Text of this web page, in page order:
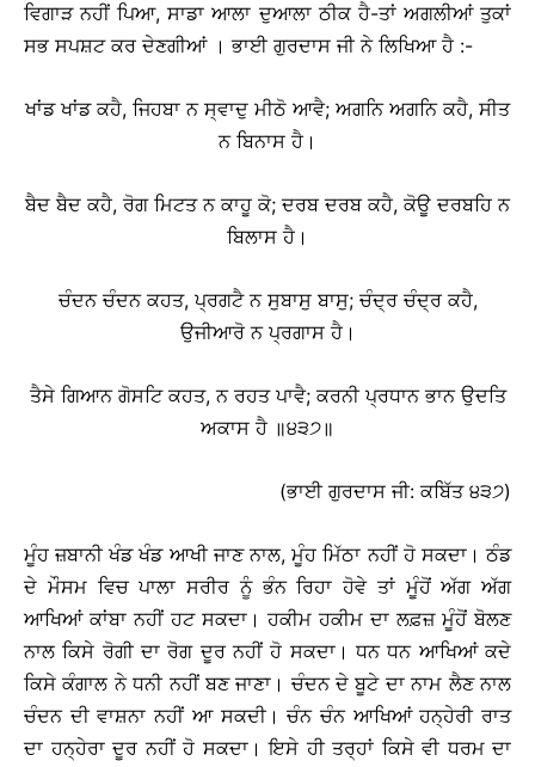
ਵਿਗਾੜ ਨਹੀਂ ਪਿਆ, ਸਾਡਾ ਆਲਾ ਦੁਆਲਾ ਠੀਕ ਹੈ-ਤਾਂ ਅਗਲੀਆਂ ਤੁਕਾਂ
ਸਭ ਸਪਸ਼ਟ ਕਰ ਦੇਣਗੀਆਂ । ਭਾਈ ਗੁਰਦਾਸ ਜੀ ਨੇ ਲਿਖਿਆ ਹੈ :-
ਖਾਂਡ ਖਾਂਡ ਕਹੈ, ਜਿਹਬਾ ਨ ਸ੍ਵਾਦੁ ਮੀਠੋ ਆਵੈ; ਅਗਨਿ ਅਗਨਿ ਕਹੈ, ਸੀਤ
ਨ ਬਿਨਾਸ ਹੈ।
ਬੈਦ ਬੈਦ ਕਹੈ, ਰੋਗ ਮਿਟਤ ਨ ਕਾਹੂ ਕੋ; ਦਰਬ ਦਰਬ ਕਹੈ, ਕੋਊ ਦਰਬਹਿ ਨ
ਬਿਲਾਸ ਹੈ।
ਚੰਦਨ ਚੰਦਨ ਕਹਤ, ਪ੍ਰਗਟੈ ਨ ਸੁਬਾਸੁ ਬਾਸੁ; ਚੰਦ੍ਰ ਚੰਦ੍ਰ ਕਹੈ,
ਉਜੀਆਰੋ ਨ ਪ੍ਰਗਾਸ ਹੈ।
ਤੈਸੇ ਗਿਆਨ ਗੋਸਟਿ ਕਹਤ, ਨ ਰਹਤ ਪਾਵੈ; ਕਰਨੀ ਪ੍ਰਧਾਨ ਭਾਨ ਉਦਤਿ
ਅਕਾਸ ਹੈ ॥੪੩੭॥
(ਭਾਈ ਗੁਰਦਾਸ ਜੀ: ਕਬਿੱਤ ੪੩੭)
ਮੂੰਹ ਜ਼ਬਾਨੀ ਖੰਡ ਖੰਡ ਆਖੀ ਜਾਣ ਨਾਲ, ਮੂੰਹ ਮਿੱਠਾ ਨਹੀਂ ਹੋ ਸਕਦਾ। ਠੰਡ
ਦੇ ਮੌਸਮ ਵਿਚ ਪਾਲਾ ਸਰੀਰ ਨੂੰ ਭੰਨ ਰਿਹਾ ਹੋਵੇ ਤਾਂ ਮੂੰਹੋਂ ਅੱਗ ਅੱਗ
ਆਖਿਆਂ ਕਾਂਬਾ ਨਹੀਂ ਹਟ ਸਕਦਾ। ਹਕੀਮ ਹਕੀਮ ਦਾ ਲਫ਼ਜ਼ ਮੂੰਹੋਂ ਬੋਲਣ
ਨਾਲ ਕਿਸੇ ਰੋਗੀ ਦਾ ਰੋਗ ਦੂਰ ਨਹੀਂ ਹੋ ਸਕਦਾ। ਧਨ ਧਨ ਆਖਿਆਂ ਕਦੇ
ਕਿਸੇ ਕੰਗਾਲ ਨੇ ਧਨੀ ਨਹੀਂ ਬਣ ਜਾਣਾ। ਚੰਦਨ ਦੇ ਬੂਟੇ ਦਾ ਨਾਮ ਲੈਣ ਨਾਲ
ਚੰਦਨ ਦੀ ਵਾਸ਼ਨਾ ਨਹੀਂ ਆ ਸਕਦੀ। ਚੰਨ ਚੰਨ ਆਖਿਆਂ ਹਨ੍ਹੇਰੀ ਰਾਤ
ਦਾ ਹਨ੍ਹੇਰਾ ਦੂਰ ਨਹੀਂ ਹੋ ਸਕਦਾ। ਇਸੇ ਹੀ ਤਰ੍ਹਾਂ ਕਿਸੇ ਵੀ ਧਰਮ ਦਾ